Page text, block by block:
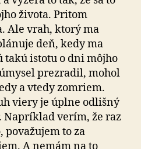
života. Pritom
Ale vrah, ktorý ma
deň, kedy ma
takú istotu o dni môjho
prezradil, mohol
a vtedy zomriem.
viery je úplne odlišný
Napríklad verím, že raz
považujem to za
A nemám na to